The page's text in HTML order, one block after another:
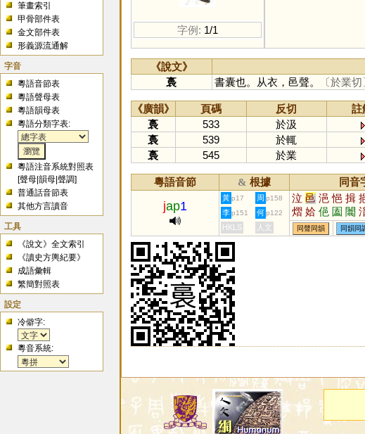
筆畫索引
甲骨部件表
金文部件表
形義源流通解
字音
粵語音節表
粵語聲母表
粵語韻母表
粵語分類字表:
粵語注音系統對照表
[聲母 |韻母 |聲調]
普通話音節表
其他方言讀音
工具
《說文》全文索引
《讀史方輿紀要》
成語彙輯
繁簡對照表
設定
冷僻字:
粵音系統:
字例: 1/1
《說文》
裛
書囊也。从衣，邑聲。 〔於業切
《廣韻》 頁碼 反切
註
裛
533
於汲
裛
539
於輒
裛
545 於業
粵語音節 & 根據 同音
jap1
黃 p17 周 p158 泣 邑 浥 悒 揖
熠 姶 俋 圔 闟
李 p151 何 p122
HKLS 人文 同聲同韻 同韻同